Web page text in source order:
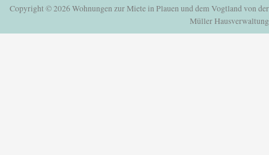
Copyright © 2026 Wohnungen zur Miete in Plauen und dem Vogtland von der
Müller Hausverwaltung